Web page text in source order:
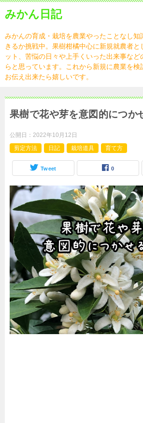
みかん日記
みかんの育成・栽培を農業やったことなし知
きるか挑戦中。果樹柑橘中心に新規就農者と
ット、苦悩の日々や上手くいった出来事など
らと思っています。これから新規に農業を検
お伝え出来たら嬉しいです。
果樹で花や芽を意図的につか
公開日： 2022年10月12日
剪定方法
日記 栽培道具 育て方
Tweet 0